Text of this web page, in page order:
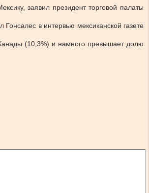
заявил президент торговой палаты
в интервью мексиканской газете
(10,3%) и намного превышает долю